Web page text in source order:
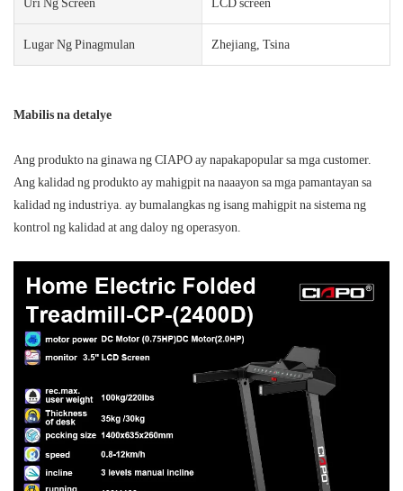
Lugar Ng Pinagmulan Zhejiang, Tsina
Mabilis na detalye
Ang produkto na ginawa ng CIAPO ay napakapopular sa mga customer.
Ang kalidad ng produkto ay mahigpit na naaayon sa mga pamantayan sa
kalidad ng industriya. ay bumalangkas ng isang mahigpit na sistema ng
kontrol ng kalidad at ang daloy ng operasyon.